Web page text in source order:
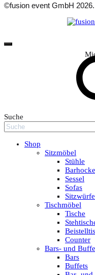
©fusion event GmbH
Suche
Shop
Sitzmöbel
Stühle
Sessel
Sofas
Tischmöbel
Tische
Counter
Bars- und
Bars
Buffets